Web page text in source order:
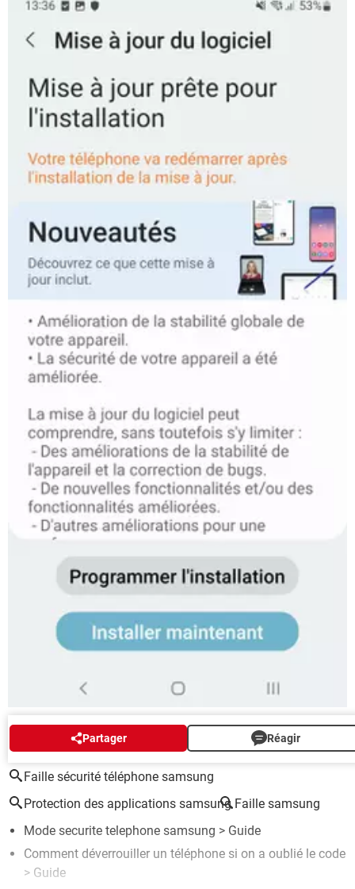
Partager Réagir
AUTOUR DU MÊME SUJET
Faille sécurité téléphone samsung
Protection des applications samsung Faille samsung
Mode securite telephone samsung > Guide
Comment déverrouiller un téléphone si on a oublié le code
> Guide